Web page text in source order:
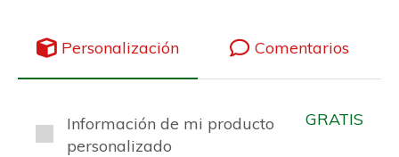
Personalización Comentarios
Información de mi producto
personalizado
GRATIS